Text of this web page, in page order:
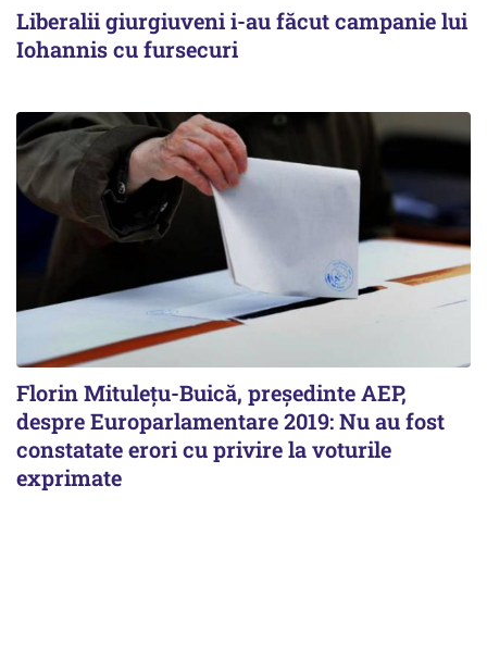
Liberalii giurgiuveni i-au făcut campanie lui
Iohannis cu fursecuri
Florin Mituleţu-Buică, preşedinte AEP,
despre Europarlamentare 2019: Nu au fost
constatate erori cu privire la voturile
exprimate